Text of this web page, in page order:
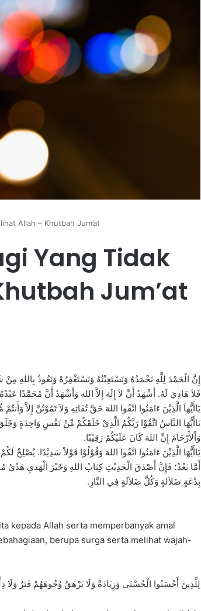
Allah – Khutbah Jum’at
Yang Tidak
Jum’at
ﺇِﻥَّ ﺍﻟْﺤَﻤْﺪَ ﻟِﻠَّﻪِ ﻧَﺤْﻤَﺪُﻩُ ﻭَﻧَﺴْﺘَﻌِﻴْﻨُﻪُ ﻭَﻧَﺴْﺘَﻐْﻔِﺮُﻩْ ﻭَﻧَﻌُﻮﺫُ ﺑِﺎﻟﻠﻪِ
ﻓَﻼَ ﻫَﺎﺩِﻱَ ﻟَﻪُ. ﺃَﺷْﻬَﺪُ ﺃَﻥَّ ﻻَ ﺇِﻟَﻪَ ﺇِﻻَّ ﺍﻟﻠﻪ ﻭَﺃَﺷْﻬَﺪُ ﺃَﻥَّ ﻣُﺤَﻤَّﺪًﺍ
ﻳَﺎﺃَﻳُّﻬﺎَ ﺍﻟَّﺬِﻳْﻦَ ﺀَﺍﻣَﻨُﻮﺍ ﺍﺗَّﻘُﻮﺍ ﺍﻟﻠﻪَ ﺣَﻖَّ ﺗُﻘَﺎﺗِﻪِ ﻭَﻻَ ﺗَﻤُﻮْﺗُﻦَّ ﺇِﻻَّ
ﻳَﺎﺃَﻳُّﻬَﺎ ﺍﻟﻨَّﺎﺱُ ﺍﺗَّﻘُﻮْﺍ ﺭَﺑَّﻜُﻢُ ﺍﻟَّﺬِﻱْ ﺧَﻠَﻘَﻜُﻢْ ﻣِّﻦْ ﻧَﻔْﺲٍ ﻭَﺍﺣِﺪَﺓٍ
ﻭَﺍْﻷَﺭْﺣَﺎﻡَ ﺇِﻥَّ ﺍﻟﻠﻪَ ﻛَﺎﻥَ ﻋَﻠَﻴْﻜُﻢْ ﺭَﻗِﻴْﺒًﺎ.
ﻳَﺎﺃَﻳُّﻬَﺎ ﺍﻟَّﺬِﻳْﻦَ ﺀَﺍﻣَﻨُﻮﺍ ﺍﺗَّﻘُﻮﺍ ﺍﻟﻠﻪَ ﻭَﻗُﻮْﻟُﻮْﺍ ﻗَﻮْﻻً ﺳَﺪِﻳْﺪًﺍ.
ﺃَﻣَّﺎ ﺑَﻌْﺪُ؛ ﻓَﺈِﻥَّ ﺃَﺻْﺪَﻕَ ﺍﻟْﺤَﺪِﻳْﺚِ ﻛِﺘَﺎﺏُ ﺍﻟﻠﻪِ ﻭَﺧَﻴْﺮَ ﺍﻟْﻬَﺪﻱِ
ﺑِﺪْﻋَﺔٍ ﺿَﻼَﻟﺔٍ ﻭَﻛُﻞَّ ﺿَﻼَﻟَﺔٍ ﻓِﻲ ﺍﻟﻨَّﺎﺭِ.
kepada Allah serta memperbanyak amal
berupa surga serta melihat wajah-
لِلَّذِينَ أَحْسَنُوا الْحُسْنَى وَزِيَادَةٌ وَلَا يَرْهَقُ وُجُوهَهُمْ قَتَرٌ وَلَا